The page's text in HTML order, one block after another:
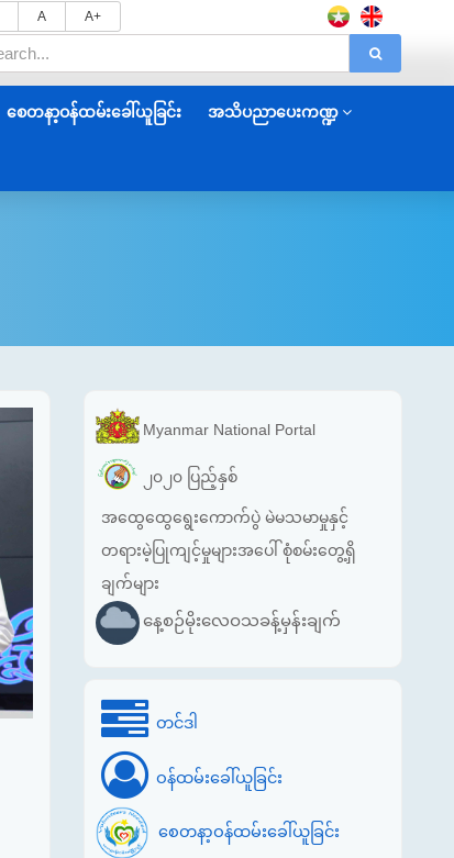
A A+
စေတနာ့ဝန်ထမ်းခေါ်ယူခြင်း အသိပညာပေးကဏ္ဍ
Myanmar National Portal
၂၀၂၀ ပြည့်နှစ်
အထွေထွေရွေးကောက်ပွဲ မဲမသမာမှုနှင့်
တရားမဲ့ပြုကျင့်မှုများအပေါ် စုံစမ်းတွေ့ရှိ
ချက်များ
နေ့စဉ်မိုးလေဝသခန့်မှန်းချက်
တင်ဒါ
ဝန်ထမ်းခေါ်ယူခြင်း
စေတနာ့ဝန်ထမ်းခေါ်ယူခြင်း